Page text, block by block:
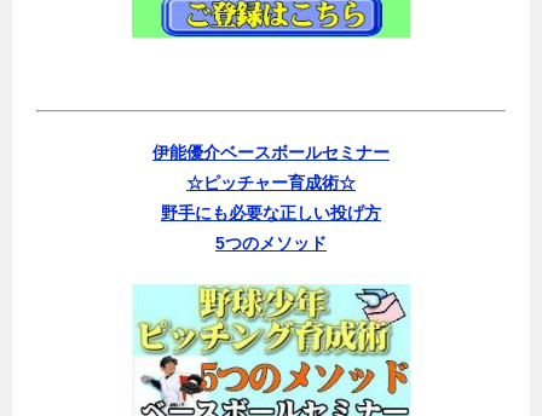
伊能優介ベースボールセミナー
☆ピッチャー育成術☆
野手にも必要な正しい投げ方
5つのメソッド